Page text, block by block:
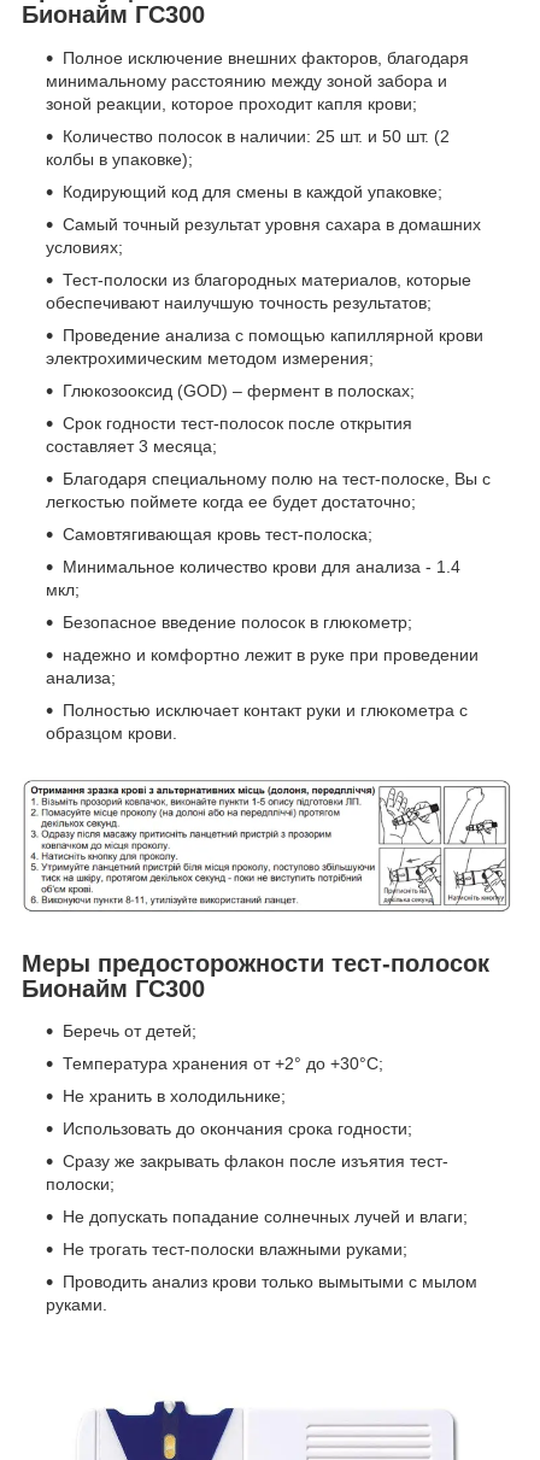
Бионайм ГС300
Полное исключение внешних факторов, благодаря
минимальному расстоянию между зоной забора и
зоной реакции, которое проходит капля крови;
Количество полосок в наличии: 25 шт. и 50 шт. (2
колбы в упаковке);
Кодирующий код для смены в каждой упаковке;
Самый точный результат уровня сахара в домашних
условиях;
Тест-полоски из благородных материалов, которые
обеспечивают наилучшую точность результатов;
Проведение анализа с помощью капиллярной крови
электрохимическим методом измерения;
Глюкозооксид (GOD) – фермент в полосках;
Срок годности тест-полосок после открытия
составляет 3 месяца;
Благодаря специальному полю на тест-полоске, Вы с
легкостью поймете когда ее будет достаточно;
Самовтягивающая кровь тест-полоска;
Минимальное количество крови для анализа - 1.4
мкл;
Безопасное введение полосок в глюкометр;
надежно и комфортно лежит в руке при проведении
анализа;
Полностью исключает контакт руки и глюкометра с
образцом крови.
Меры предосторожности тест-полосок
Бионайм ГС300
Беречь от детей;
Температура хранения от +2° до +30°С;
Не хранить в холодильнике;
Использовать до окончания срока годности;
Сразу же закрывать флакон после изъятия тест-
полоски;
Не допускать попадание солнечных лучей и влаги;
Не трогать тест-полоски влажными руками;
Проводить анализ крови только вымытыми с мылом
руками.